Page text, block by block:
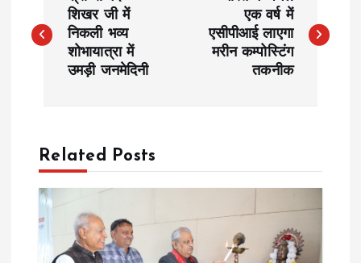
o
n
a
v
शिखर जी में
निकली भव्य
शोभायात्रा में
उमड़ी जनमेदिनी
एक वर्ष में
एसीपीआई लाएगा
मरीन कम्पोस्टिंग
तकनीक
Related Posts